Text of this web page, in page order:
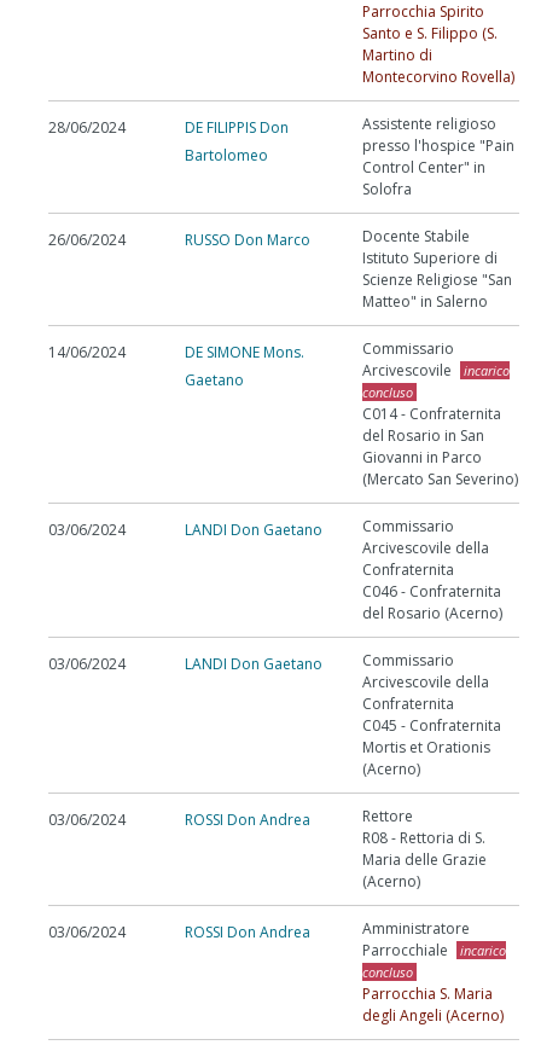
Parrocchia Spirito
Santo e S. Filippo (S.
Martino di
Montecorvino Rovella)
28/06/2024
DE FILIPPIS Don
Bartolomeo
Assistente religioso
presso l'hospice "Pain
Control Center" in
Solofra
26/06/2024 RUSSO Don Marco
Docente Stabile
Istituto Superiore di
Scienze Religiose "San
Matteo" in Salerno
14/06/2024
DE SIMONE Mons.
Gaetano
Commissario
Arcivescovile
incarico
concluso
C014 - Confraternita
del Rosario in San
Giovanni in Parco
(Mercato San Severino)
03/06/2024 LANDI Don Gaetano
Commissario
Arcivescovile della
Confraternita
C046 - Confraternita
del Rosario (Acerno)
03/06/2024 LANDI Don Gaetano
Commissario
Arcivescovile della
Confraternita
C045 - Confraternita
Mortis et Orationis
(Acerno)
03/06/2024 ROSSI Don Andrea
Rettore
R08 - Rettoria di S.
Maria delle Grazie
(Acerno)
03/06/2024 ROSSI Don Andrea
Amministratore
Parrocchiale
incarico
concluso
Parrocchia S. Maria
degli Angeli (Acerno)